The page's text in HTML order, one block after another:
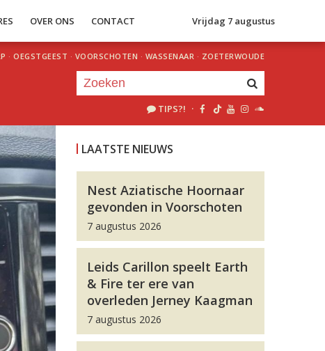
OVER ONS CONTACT Vrijdag 7 augustus
· OEGSTGEEST · VOORSCHOTEN · WASSENAAR · ZOETERWOUDE
TIPS?! ·
LAATSTE NIEUWS
Nest Aziatische Hoornaar
gevonden in Voorschoten
7 augustus 2026
Leids Carillon speelt Earth
& Fire ter ere van
overleden Jerney Kaagman
7 augustus 2026